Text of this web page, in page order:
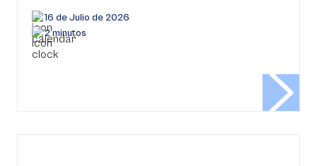
16 de Julio de 2026
2 minutos